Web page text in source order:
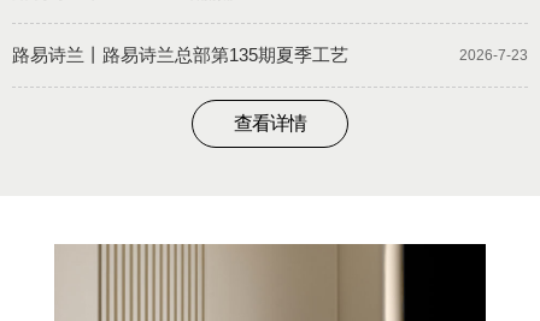
2026-7-23
路易诗兰丨路易诗兰总部第135期夏季工艺
查看详情